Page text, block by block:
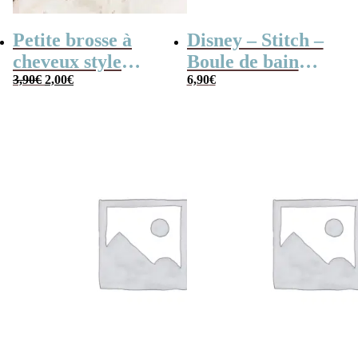
Petite brosse à
cheveux style
années 80
3,90€ Le
prix
2,00€Le
prix
Disney – Stitch –
Boule de bain
effervescente –
6,90€